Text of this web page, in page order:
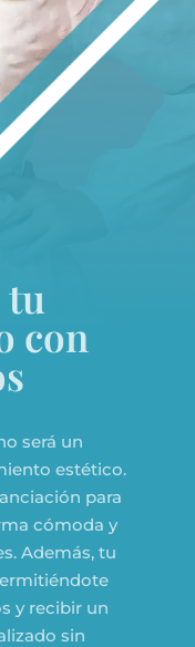
tu
con
será un
estético.
para
cómoda y
Además, tu
y recibir un
sin